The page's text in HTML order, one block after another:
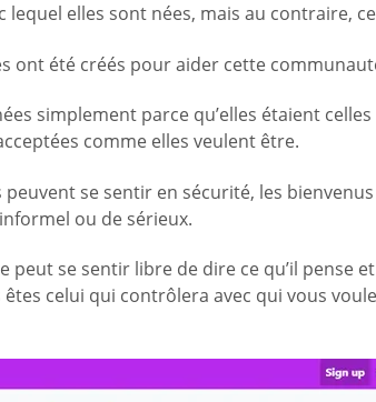
elles sont nées, mais au contraire,
été créés pour aider cette
simplement parce qu’elles étaient
comme elles veulent être.
se sentir en sécurité, les bienvenus
ou de sérieux.
se sentir libre de dire ce qu’il pense
êtes celui qui contrôlera avec qui vous